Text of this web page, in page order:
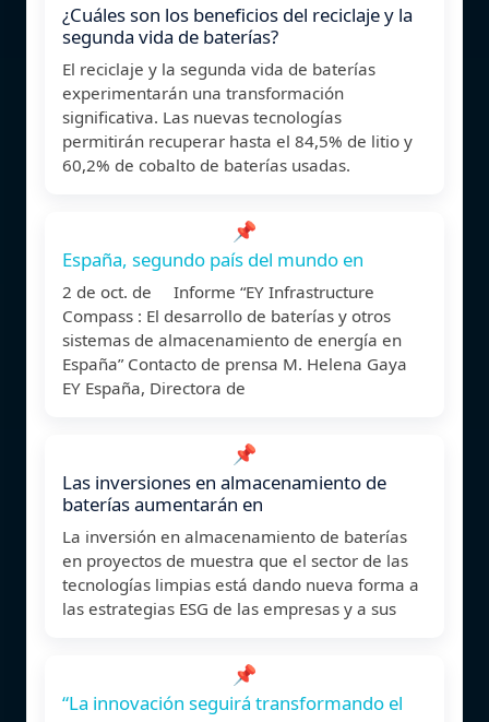
¿Cuáles son los beneficios del reciclaje y la
segunda vida de baterías?
El reciclaje y la segunda vida de baterías
experimentarán una transformación
significativa. Las nuevas tecnologías
permitirán recuperar hasta el 84,5% de litio y
60,2% de cobalto de baterías usadas.
📌
España, segundo país del mundo en
2 de oct. de Informe “EY Infrastructure
Compass : El desarrollo de baterías y otros
sistemas de almacenamiento de energía en
España” Contacto de prensa M. Helena Gaya
EY España, Directora de
📌
Las inversiones en almacenamiento de
baterías aumentarán en
La inversión en almacenamiento de baterías
en proyectos de muestra que el sector de las
tecnologías limpias está dando nueva forma a
las estrategias ESG de las empresas y a sus
📌
“La innovación seguirá transformando el